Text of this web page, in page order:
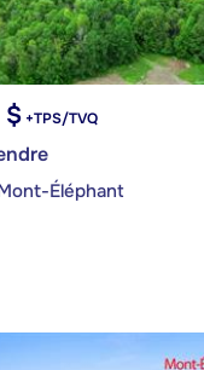
$ +TPS/TVQ
Éléphant